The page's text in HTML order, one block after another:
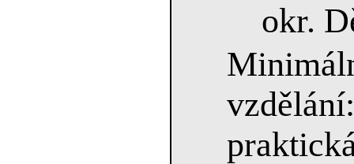
okr.